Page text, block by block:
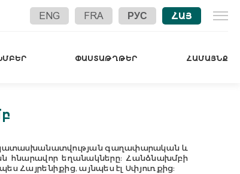
ՀԱՅ
ENG FRA РУС
ՓԱՍՏԱԹՂԹԵՐ ՀԱՄԱՅՆՔ
գաղափարական և
հնարավոր եղանակները: Հանձնախմբի
Հայրենիքից, այնպես էլ Սփյուռքից: